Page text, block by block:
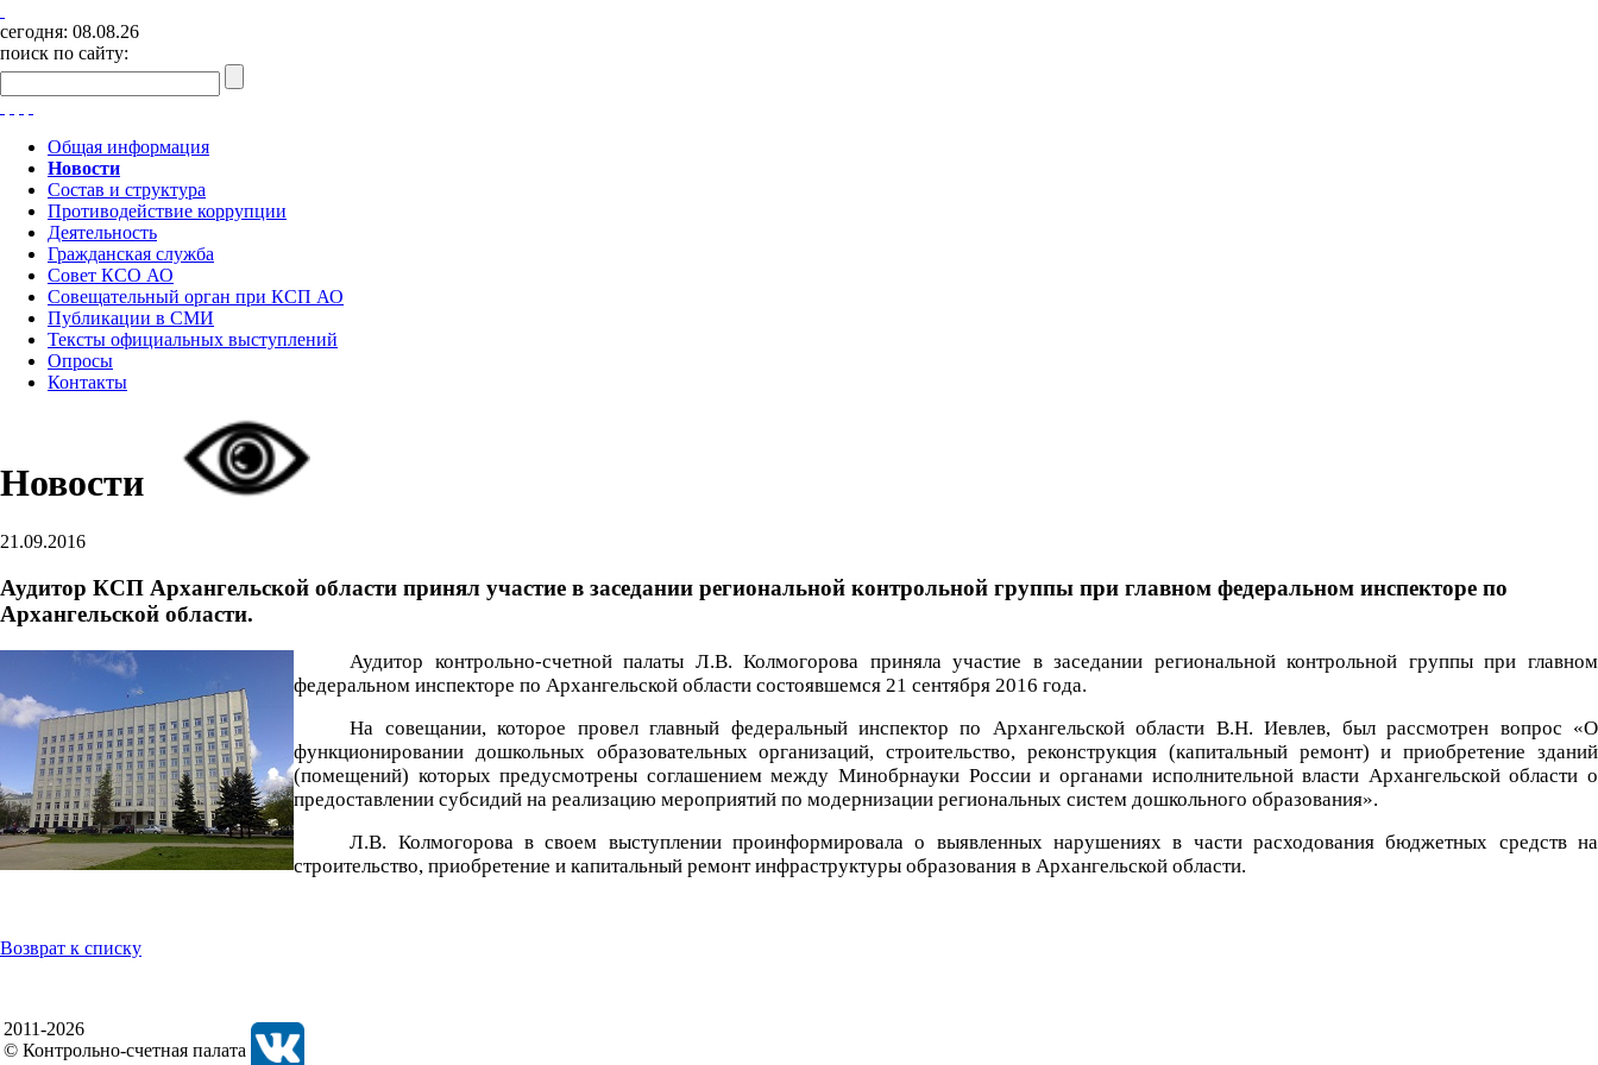
сегодня: 08.08.26
поиск по сайту:
Общая информация
Новости
Состав и структура
Противодействие коррупции
Деятельность
Гражданская служба
Совет КСО АО
Совещательный орган при КСП АО
Публикации в СМИ
Тексты официальных выступлений
Опросы
Контакты
Новости
21.09.2016
Аудитор КСП Архангельской области принял участие в заседании региональной контрольной группы при главном федеральном инспекторе по
Архангельской области.
Аудитор контрольно-счетной палаты Л.В. Колмогорова приняла участие в заседании региональной контрольной группы при главном
федеральном инспекторе по Архангельской области состоявшемся 21 сентября 2016 года.
На совещании, которое провел главный федеральный инспектор по Архангельской области В.Н. Иевлев, был рассмотрен вопрос «О
функционировании дошкольных образовательных организаций, строительство, реконструкция (капитальный ремонт) и приобретение зданий
(помещений) которых предусмотрены соглашением между Минобрнауки России и органами исполнительной власти Архангельской области о
предоставлении субсидий на реализацию мероприятий по модернизации региональных систем дошкольного образования».
Л.В. Колмогорова в своем выступлении проинформировала о выявленных нарушениях в части расходования бюджетных средств на
строительство, приобретение и капитальный ремонт инфраструктуры образования в Архангельской области.
Возврат к списку
2011-2026
© Контрольно-счетная палата